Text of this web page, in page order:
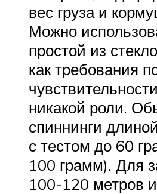
вес груза и
Можно
простой из
как требования
никакой роли.
спиннинги
с тестом до 60
100 грамм). Для
100-120 метров